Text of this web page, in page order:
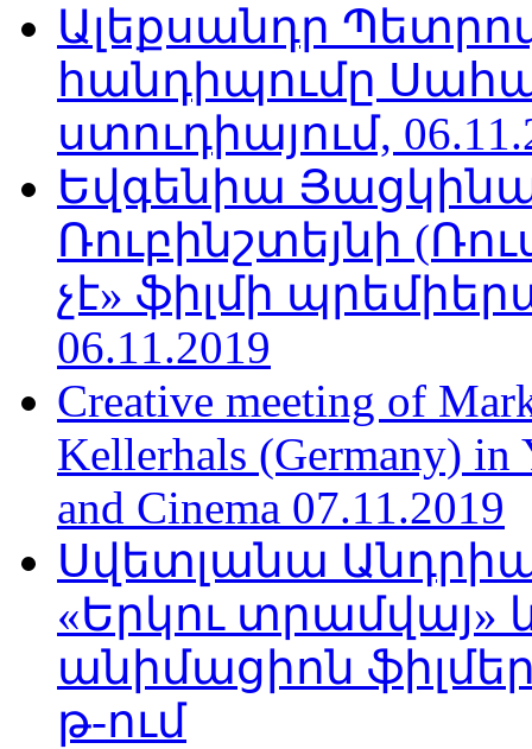
Ալեքսանդր
հանդիպումը
ստուդիայում,
Եվգենիա
Ռուբինշտեյնի
չէ» ֆիլմի
06.11.2019
Creative meeting of
Kellerhals (Germany) in
and Cinema 07.11.2019
Սվետլանա
«Երկու տրամվայ»
անիմացիոն
թ-ում